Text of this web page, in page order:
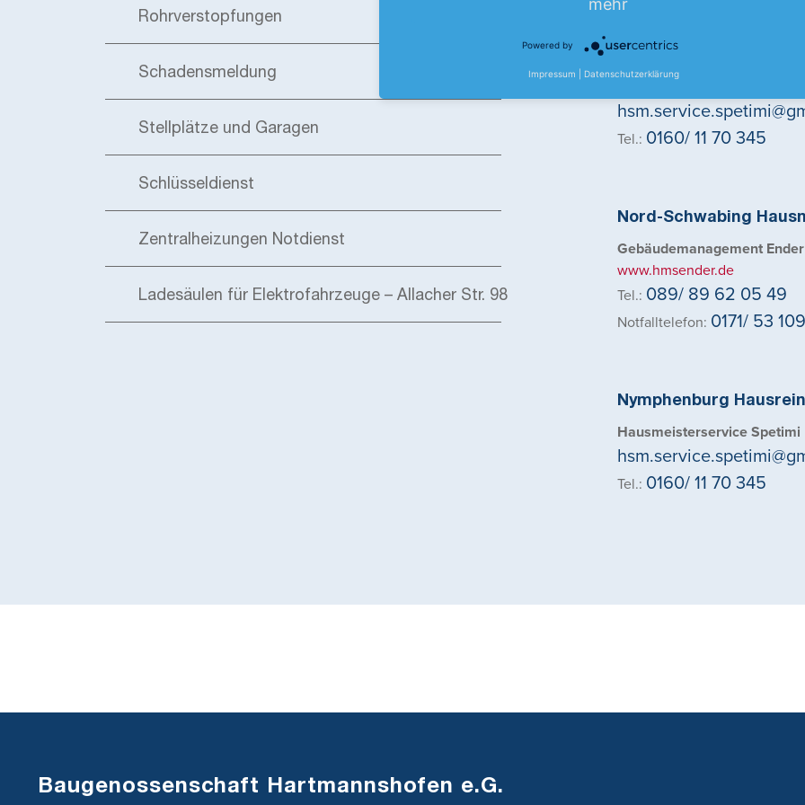
Rohrverstopfungen
Schadensmeldung
Stellplätze und Garagen
Schlüsseldienst
Zentralheizungen Notdienst
Ladesäulen für Elektrofahrzeuge – Allacher Str. 98
Neuhausen
Tel.: 0160/ 11 70 345
Nord-Schwabing
Gebäudemanagement
www.hmsender.de
Tel.: 089/ 89 62 05 49
Notfalltelefon: 0171/ 53
Nymphenburg
Hausmeisterservice Spetimi
Tel.: 0160/ 11 70 345
Baugenossenschaft Hartmannshofen e.G.
mehr
Powered by
Impressum Datenschutzerklärung